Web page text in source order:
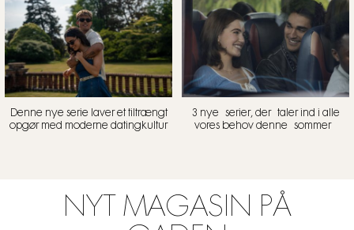
Denne nye serie laver et tiltrængt
opgør med moderne datingkultur
3 nye serier, der taler ind i alle
vores behov denne sommer
NYT MAGASIN PÅ